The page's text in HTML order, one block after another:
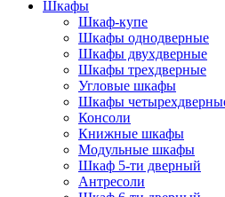
Шкафы
Шкаф-купе
Шкафы однодверные
Шкафы двухдверные
Шкафы трехдверные
Угловые шкафы
Шкафы
Консоли
Книжные шкафы
Модульные шкафы
Шкаф 5-ти дверный
Антресоли